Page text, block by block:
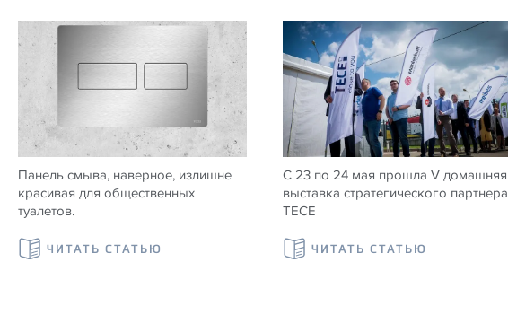
Панель смыва, наверное, излишне
красивая для общественных
туалетов.
ЧИТАТЬ СТАТЬЮ
С 23 по 24 мая прошла V домашняя
выставка стратегического партнера
ТЕСЕ
ЧИТАТЬ СТАТЬЮ